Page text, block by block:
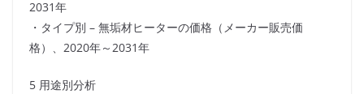
2031年
・タイプ別 – 無垢材ヒーターの価格（メーカー販売価
格）、2020年～2031年
5 用途別分析